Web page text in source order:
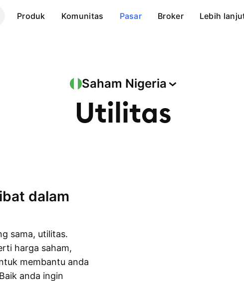
Produk Komunitas Pasar Broker Lebih
Saham Nigeria
Utilitas
sama, utilitas.
harga saham,
membantu anda
anda ingin